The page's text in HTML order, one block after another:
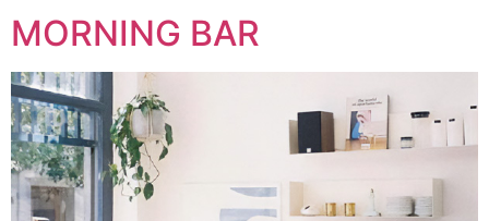
MORNING BAR